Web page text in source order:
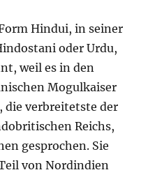
Hindui, in seiner
oder Urdu,
weil es in den
Mogulkaiser
die verbreitetste der
Reichs,
gesprochen. Sie
von Nordindien